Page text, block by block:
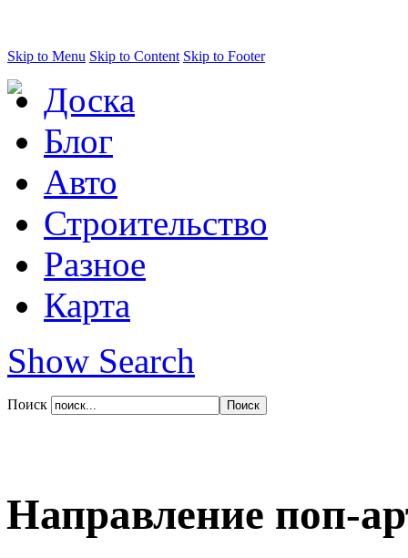
Skip to Menu Skip to Content Skip to Footer
Доска
Блог
Авто
Строительство
Разное
Карта
Show Search
Поиск
Направление поп-